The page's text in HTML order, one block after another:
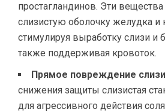
простагландинов. Эти
слизистую оболочку желудка и
стимулируя выработку слизи и
также поддерживая кровоток.
Прямое повреждение
снижения защиты слизистая
для агрессивного действия